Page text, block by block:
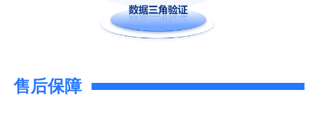
售后保障